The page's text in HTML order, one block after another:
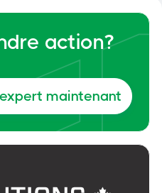
action?
maintenant